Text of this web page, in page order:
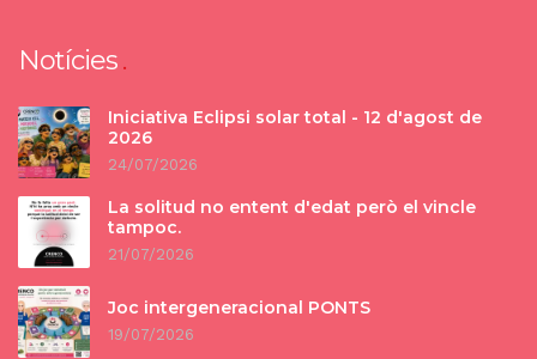
Notícies
Iniciativa Eclipsi solar total - 12 d'agost de
2026
24/07/2026
La solitud no entent d'edat però el vincle
tampoc.
21/07/2026
Joc intergeneracional PONTS
19/07/2026